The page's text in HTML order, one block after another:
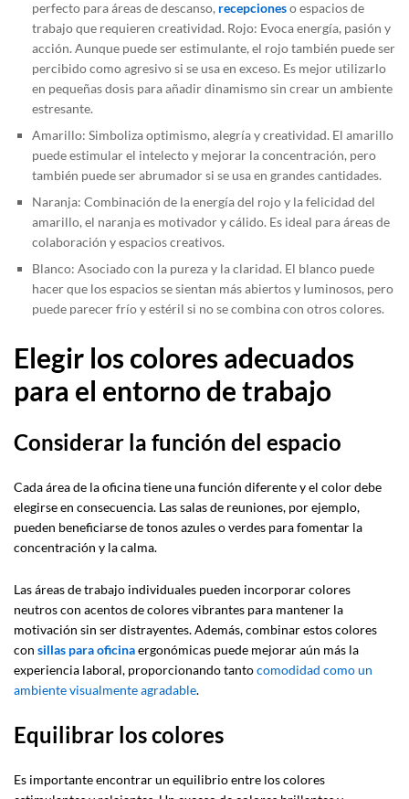
perfecto para áreas de descanso, recepcioneso espacios de
trabajo que requieren creatividad. Rojo: Evoca energía, pasión y
acción. Aunque puede ser estimulante, el rojo también puede ser
percibido como agresivo si se usa en exceso. Es mejor utilizarlo
en pequeñas dosis para añadir dinamismo sin crear un ambiente
estresante.
Amarillo: Simboliza optimismo, alegría y creatividad. El amarillo
puede estimular el intelecto y mejorar la concentración, pero
también puede ser abrumador si se usa en grandes cantidades.
Naranja: Combinación de la energía del rojo y la felicidad del
amarillo, el naranja es motivador y cálido. Es ideal para áreas de
colaboración y espacios creativos.
Blanco: Asociado con la pureza y la claridad. El blanco puede
hacer que los espacios se sientan más abiertos y luminosos, pero
puede parecer frío y estéril si no se combina con otros colores.
Elegir los colores adecuados
para el entorno de trabajo
Considerar la función del espacio
Cada área de la oficina tiene una función diferente y el color debe
elegirse en consecuencia. Las salas de reuniones, por ejemplo,
pueden beneficiarse de tonos azules o verdes para fomentar la
concentración y la calma.
Las áreas de trabajo individuales pueden incorporar colores
neutros con acentos de colores vibrantes para mantener la
motivación sin ser distrayentes. Además, combinar estos colores
con sillas para oficinaergonómicas puede mejorar aún más la
experiencia laboral, proporcionando tantocomodidad como un
ambiente visualmente agradable.
Equilibrar los colores
Es importante encontrar un equilibrio entre los colores